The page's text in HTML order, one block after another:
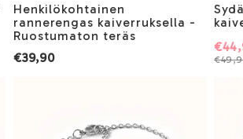
Henkilökohtainen
rannerengas kaiverruksella -
Ruostumaton teräs
€39,90